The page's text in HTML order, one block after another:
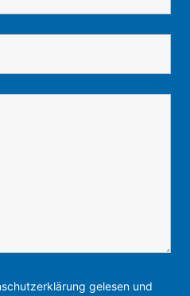
gelesen und